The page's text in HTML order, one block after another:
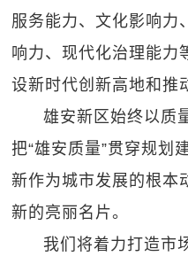
服务能力、文化影响力
响力、现代化治理能力
设新时代创新高地和推
雄安新区始终以质
把“雄安质量”贯穿规划
新作为城市发展的根本
新的亮丽名片。
我们将着力打造市